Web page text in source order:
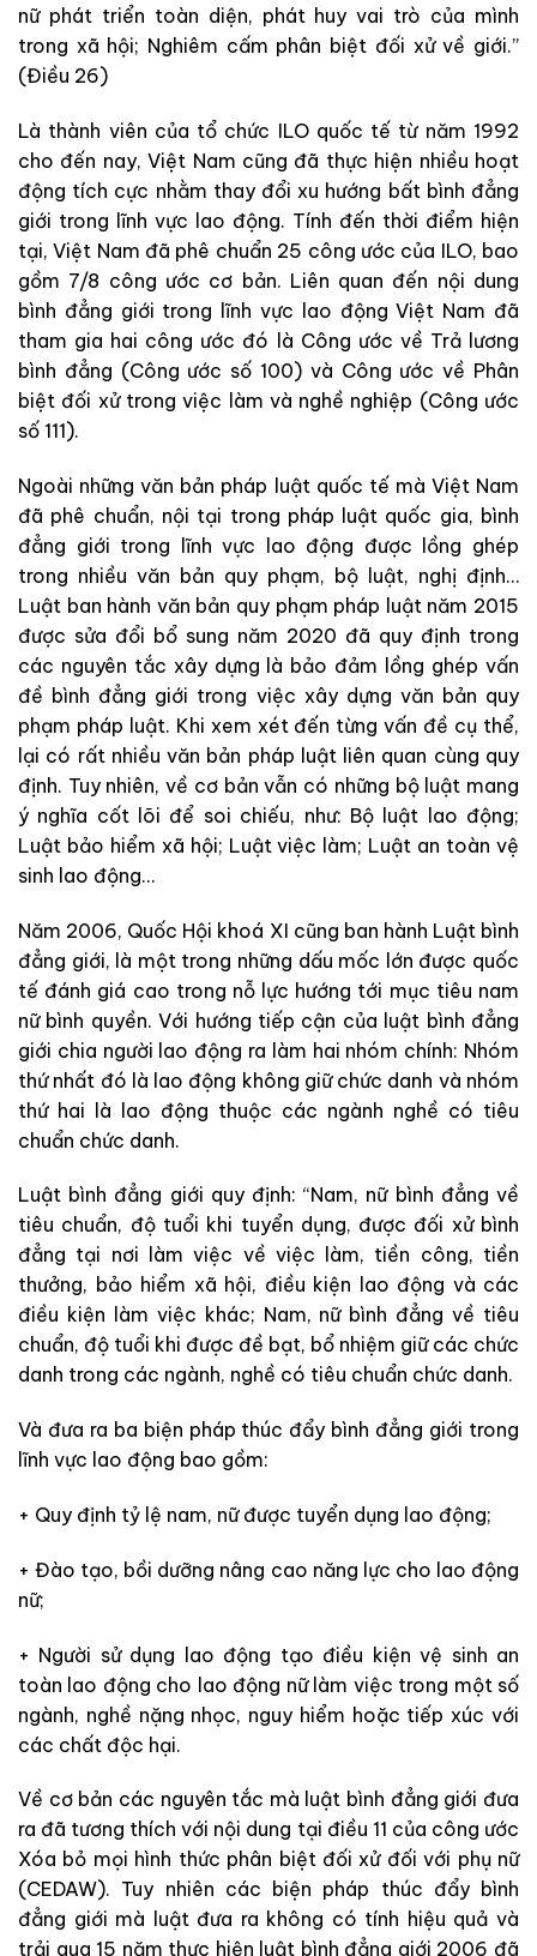
nữ phát triển toàn diện, phát huy vai trò của mình
trong xã hội; Nghiêm cấm phân biệt đối xử về giới.”
(Điều 26)
Là thành viên của tổ chức ILO quốc tế từ năm 1992
cho đến nay, Việt Nam cũng đã thực hiện nhiều hoạt
động tích cực nhằm thay đổi xu hướng bất bình đẳng
giới trong lĩnh vực lao động. Tính đến thời điểm hiện
tại, Việt Nam đã phê chuẩn 25 công ước của ILO, bao
gồm 7/8 công ước cơ bản. Liên quan đến nội dung
bình đẳng giới trong lĩnh vực lao động Việt Nam đã
tham gia hai công ước đó là Công ước về Trả lương
bình đẳng (Công ước số 100) và Công ước về Phân
biệt đối xử trong việc làm và nghề nghiệp (Công ước
số 111).
Ngoài những văn bản pháp luật quốc tế mà Việt Nam
đã phê chuẩn, nội tại trong pháp luật quốc gia, bình
đẳng giới trong lĩnh vực lao động được lồng ghép
trong nhiều văn bản quy phạm, bộ luật, nghị định…
Luật ban hành văn bản quy phạm pháp luật năm 2015
được sửa đổi bổ sung năm 2020 đã quy định trong
các nguyên tắc xây dựng là bảo đảm lồng ghép vấn
đề bình đẳng giới trong việc xây dựng văn bản quy
phạm pháp luật. Khi xem xét đến từng vấn đề cụ thể,
lại có rất nhiều văn bản pháp luật liên quan cùng quy
định. Tuy nhiên, về cơ bản vẫn có những bộ luật mang
ý nghĩa cốt lõi để soi chiếu, như: Bộ luật lao động;
Luật bảo hiểm xã hội; Luật việc làm; Luật an toàn vệ
sinh lao động…
Năm 2006, Quốc Hội khoá XI cũng ban hành Luật bình
đẳng giới, là một trong những dấu mốc lớn được quốc
tế đánh giá cao trong nỗ lực hướng tới mục tiêu nam
nữ bình quyền. Với hướng tiếp cận của luật bình đẳng
giới chia người lao động ra làm hai nhóm chính: Nhóm
thứ nhất đó là lao động không giữ chức danh và nhóm
thứ hai là lao động thuộc các ngành nghề có tiêu
chuẩn chức danh.
Luật bình đẳng giới quy định: “Nam, nữ bình đẳng về
tiêu chuẩn, độ tuổi khi tuyển dụng, được đối xử bình
đẳng tại nơi làm việc về việc làm, tiền công, tiền
thưởng, bảo hiểm xã hội, điều kiện lao động và các
điều kiện làm việc khác; Nam, nữ bình đẳng về tiêu
chuẩn, độ tuổi khi được đề bạt, bổ nhiệm giữ các chức
danh trong các ngành, nghề có tiêu chuẩn chức danh.
Và đưa ra ba biện pháp thúc đẩy bình đẳng giới trong
lĩnh vực lao động bao gồm:
+ Quy định tỷ lệ nam, nữ được tuyển dụng lao động;
+ Đào tạo, bồi dưỡng nâng cao năng lực cho lao động
nữ;
+ Người sử dụng lao động tạo điều kiện vệ sinh an
toàn lao động cho lao động nữ làm việc trong một số
ngành, nghề nặng nhọc, nguy hiểm hoặc tiếp xúc với
các chất độc hại.
Về cơ bản các nguyên tắc mà luật bình đẳng giới đưa
ra đã tương thích với nội dung tại điều 11 của công ước
Xóa bỏ mọi hình thức phân biệt đối xử đối với phụ nữ
(CEDAW). Tuy nhiên các biện pháp thúc đẩy bình
đẳng giới mà luật đưa ra không có tính hiệu quả và
trải qua 15 năm thực hiện luật bình đẳng giới 2006 đã